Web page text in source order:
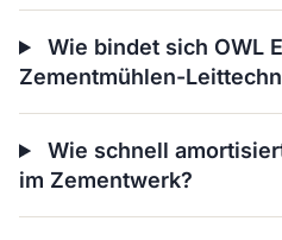
Wie bindet sich OWL
Zementmühlen-
Wie schnell
im Zementwerk?